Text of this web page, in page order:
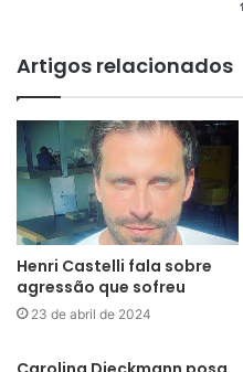
Artigos relacionados
Henri Castelli fala sobre
agressão que sofreu
23 de abril de 2024